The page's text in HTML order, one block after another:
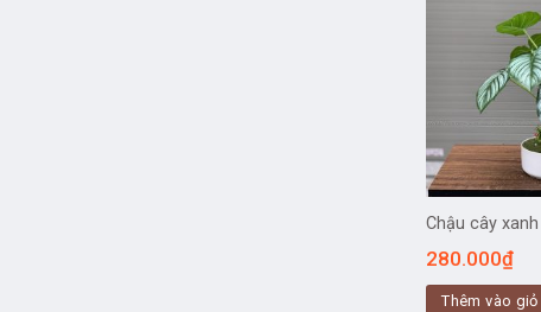
Chậu cây
280.000₫
Thêm vào giỏ